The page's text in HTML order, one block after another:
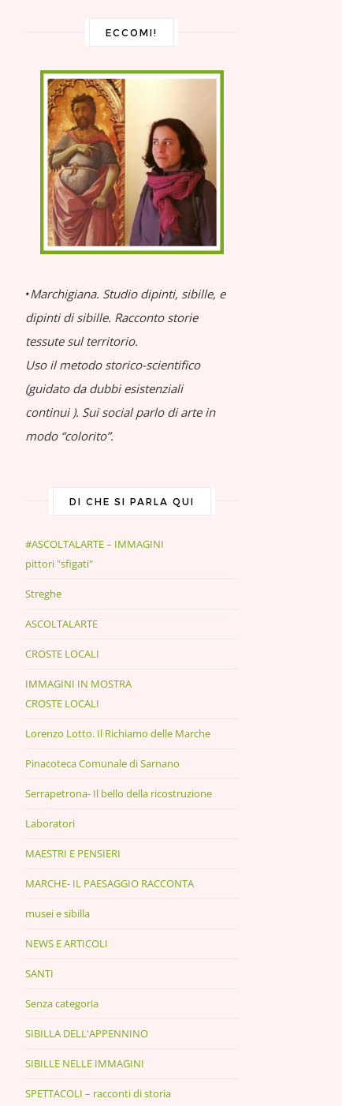
ECCOMI!
•Marchigiana. Studio dipinti, sibille, e
dipinti di sibille. Racconto storie
tessute sul territorio.
Uso il metodo storico-scientifico
(guidato da dubbi esistenziali
continui ). Sui social parlo di arte in
modo “colorito”.
DI CHE SI PARLA QUI
#ASCOLTALARTE – IMMAGINI
pittori "sfigati"
Streghe
ASCOLTALARTE
CROSTE LOCALI
IMMAGINI IN MOSTRA
CROSTE LOCALI
Lorenzo Lotto. Il Richiamo delle Marche
Pinacoteca Comunale di Sarnano
Serrapetrona- Il bello della ricostruzione
Laboratori
MAESTRI E PENSIERI
MARCHE- IL PAESAGGIO RACCONTA
musei e sibilla
NEWS E ARTICOLI
SANTI
Senza categoria
SIBILLA DELL'APPENNINO
SIBILLE NELLE IMMAGINI
SPETTACOLI – racconti di storia